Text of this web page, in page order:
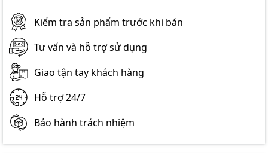
Kiểm tra sản phẩm trước khi bán
Tư vấn và hỗ trợ sử dụng
Giao tận tay khách hàng
Hỗ trợ 24/7
Bảo hành trách nhiệm